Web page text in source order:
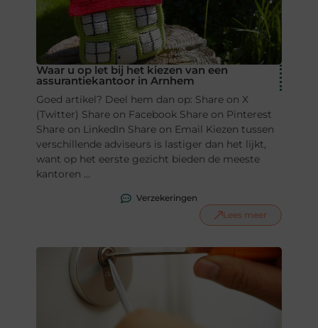
Waar u op let bij het kiezen van een
assurantiekantoor in Arnhem
Goed artikel? Deel hem dan op: Share on X
(Twitter) Share on Facebook Share on Pinterest
Share on LinkedIn Share on Email Kiezen tussen
verschillende adviseurs is lastiger dan het lijkt,
want op het eerste gezicht bieden de meeste
kantoren ...
Verzekeringen
Lees meer